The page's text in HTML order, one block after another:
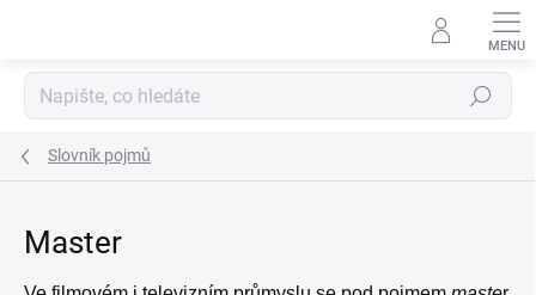
Hledat
Slovník pojmů
Master